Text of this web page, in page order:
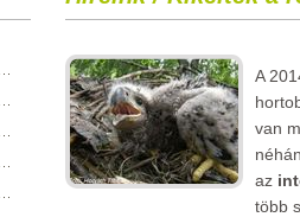
A
van
az
több